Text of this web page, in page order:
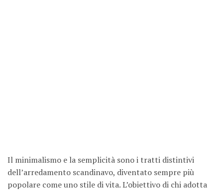
Il minimalismo e la semplicità sono i tratti distintivi
dell’arredamento scandinavo, diventato sempre più
popolare come uno stile di vita. L’obiettivo di chi adotta